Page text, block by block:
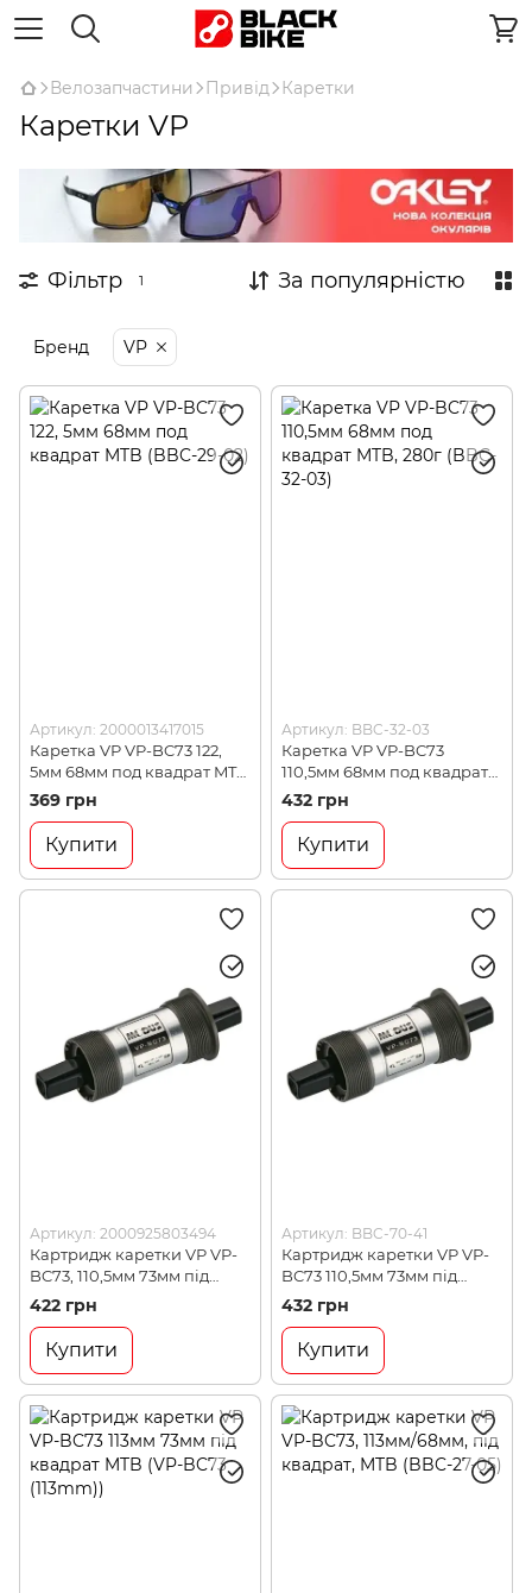
Велозапчастини Привід Каретки
Каретки VP
Фільтр 1 За популярністю
Бренд VP
Артикул: 2000013417015
Каретка VP VP-BC73 122,
5мм 68мм под квадрат MTB
(BBC-29-02)
369 грн
Купити
Артикул: BBC-32-03
Каретка VP VP-BC73
110,5мм 68мм под квадрат
MTB, 280г (BBC-32-03)
432 грн
Купити
Артикул: 2000925803494
Картридж каретки VP VP-
BC73, 110,5мм 73мм під
квадрат MTB (VP BBC-70-
422 грн
Купити
Артикул: BBC-70-41
Картридж каретки VP VP-
BC73 110,5мм 73мм під
квадрат MTB (VP-
BC73(110.5mm))
432 грн
Купити